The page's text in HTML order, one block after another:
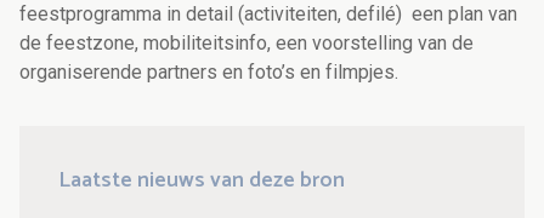
feestprogramma in detail (activiteiten, defilé) een plan van
de feestzone, mobiliteitsinfo, een voorstelling van de
organiserende partners en foto’s en filmpjes.
Laatste nieuws van deze bron